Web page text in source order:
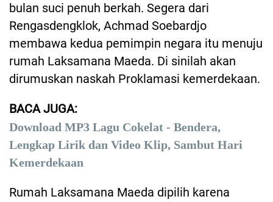
bulan suci penuh berkah. Segera dari
Rengasdengklok, Achmad Soebardjo
membawa kedua pemimpin negara itu menuju
rumah Laksamana Maeda. Di sinilah akan
dirumuskan naskah Proklamasi kemerdekaan.
BACA JUGA:
Download MP3 Lagu Cokelat - Bendera,
Lengkap Lirik dan Video Klip, Sambut Hari
Kemerdekaan
Rumah Laksamana Maeda dipilih karena